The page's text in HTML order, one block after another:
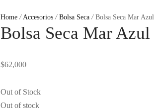
Home / Accesorios / Bolsa Seca /Bolsa Seca Mar Azul
Bolsa Seca Mar Azul
$62,000
Out of Stock
Out of stock